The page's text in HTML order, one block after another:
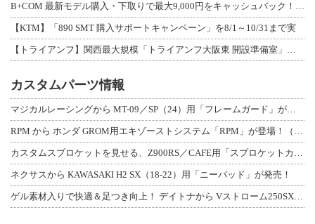
B+COM 最新モデル購入・下取りで最大9,000円をキャッシュバック！「B+F
【KTM】「890 SMT 購入サポートキャンペーン」を8/1～10/31まで実
【トライアンフ】関西最大規模「トライアンフ大阪東 開設準備室」がオープン！ 限定
カスタムパーツ情報
マジカルレーシングから MT-09／SP（24）用「フレームガード」が登場！
RPM から ホンダ GROM用エキゾーストシステム「RPM」が登場！（動画あり
カスタムスプロケットを見せる、Z900RS／CAFE用「スプロケットカバーフルキ
ネクサスから KAWASAKI H2 SX（18-22）用「ニーパッド」が発売！
ゲル素材入りで快適＆足つき向上！ デイトナから Vストローム250SX用「快適ロ